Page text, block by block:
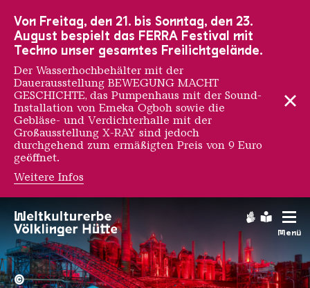
Menü
Hochofengruppe in Rot
Copyright:
©
Von Freitag, den 21. bis Sonntag, den 23.
August bespielt das FERRA Festival mit
Techno unser gesamtes Freilichtgelände.
Der Wasserhochbehälter mit der
Dauerausstellung BEWEGUNG MACHT
GESCHICHTE, das Pumpenhaus mit der Sound-
Installation von Emeka Ogboh sowie die
Gebläse- und Verdichterhalle mit der
Großausstellung X-RAY sind jedoch
durchgehend zum ermäßigten Preis von 9 Euro
geöffnet.
Weitere Infos